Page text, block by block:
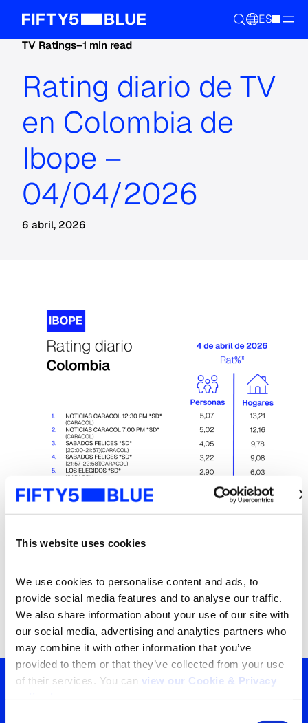
This website uses cookies
We use cookies to personalise content and ads, to
provide social media features and to analyse our traffic.
We also share information about your use of our site with
our social media, advertising and analytics partners who
may combine it with other information that you’ve
provided to them or that they’ve collected from your use
of their services. You can view our Cookie & Privacy
ES
TV Ratings–1 min read
Rating diario de TV
en Colombia de
Ibope –
04/04/2026
6 abril, 2026